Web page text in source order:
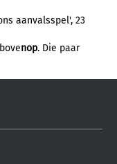
aanvalsspel', 23
nop. Die paar